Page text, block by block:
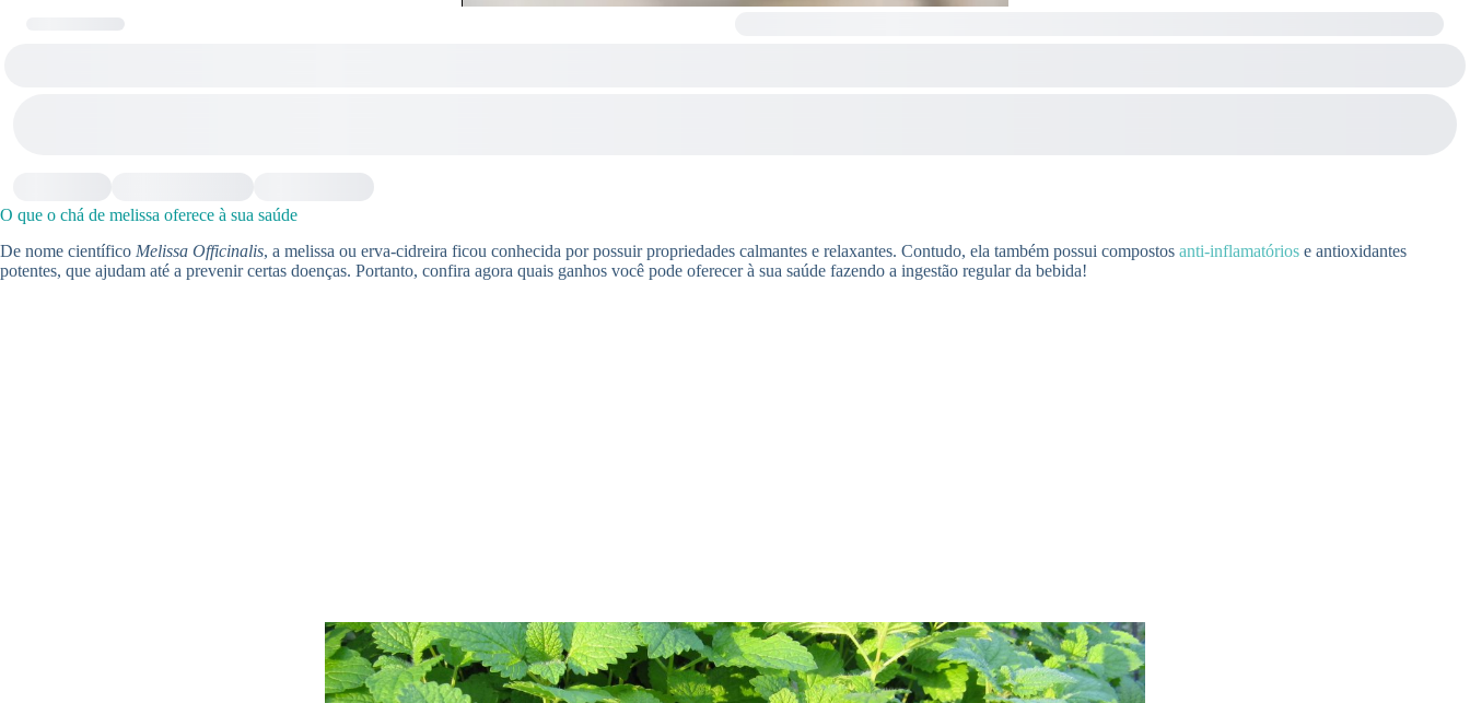
O que o chá de melissa oferece à sua saúde
De nome científico Melissa Officinalis, a melissa ou erva-cidreira ficou conhecida por possuir propriedades calmantes e relaxantes. Contudo, ela também possui compostos anti-inflamatórios e antioxidantes
potentes, que ajudam até a prevenir certas doenças. Portanto, confira agora quais ganhos você pode oferecer à sua saúde fazendo a ingestão regular da bebida!